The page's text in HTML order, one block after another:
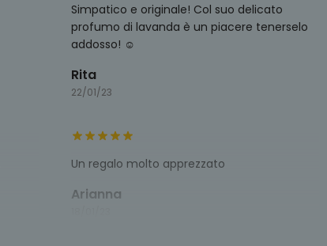
Simpatico e originale! Col suo delicato
profumo di lavanda è un piacere tenerselo
addosso! ☺️
Rita
22/01/23
Un regalo molto apprezzato
Arianna